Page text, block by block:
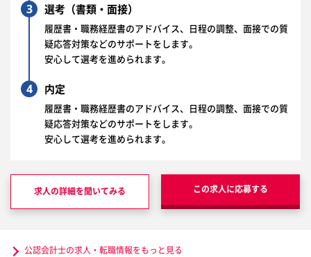
3 選考（書類・面接）
履歴書・職務経歴書のアドバイス、日程の調整、面接での質
疑応答対策などのサポートをします。
安心して選考を進められます。
4 内定
履歴書・職務経歴書のアドバイス、日程の調整、面接での質
疑応答対策などのサポートをします。
安心して選考を進められます。
求人の詳細を聞いてみる この求人に応募する
公認会計士の求人・転職情報をもっと見る